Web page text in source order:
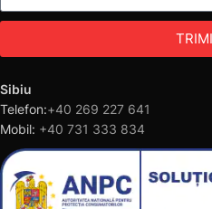
Sibiu
Telefon:+40 269 227 641
Mobil: +40 731 333 834